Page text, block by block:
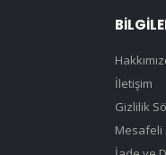
İletişim
Gizlilik
Mesafeli